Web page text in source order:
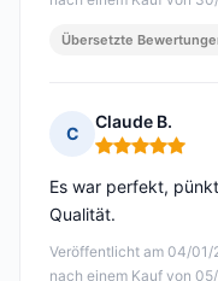
Übersetzte
C
Claude B.
Hinweis: 5 von
Veröffentlicht am 04/01/
nach einem Kauf von
Es war perfekt,
Qualität.